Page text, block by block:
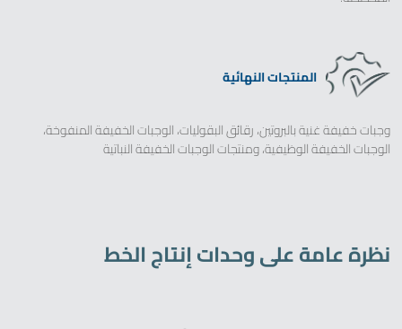
المنتجات النهائية
وجبات خفيفة غنية بالبروتين، رقائق البقوليات، الوجبات الخفيفة المنفوخة،
الوجبات الخفيفة الوظيفية، ومنتجات الوجبات الخفيفة النباتية
نظرة عامة على وحدات إنتاج الخط